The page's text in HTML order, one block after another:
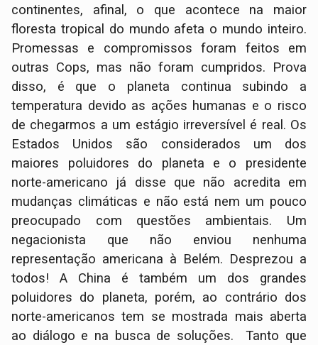
continentes, afinal, o que acontece na maior
floresta tropical do mundo afeta o mundo inteiro.
Promessas e compromissos foram feitos em
outras Cops, mas não foram cumpridos. Prova
disso, é que o planeta continua subindo a
temperatura devido as ações humanas e o risco
de chegarmos a um estágio irreversível é real. Os
Estados Unidos são considerados um dos
maiores poluidores do planeta e o presidente
norte-americano já disse que não acredita em
mudanças climáticas e não está nem um pouco
preocupado com questões ambientais. Um
negacionista que não enviou nenhuma
representação americana à Belém. Desprezou a
todos! A China é também um dos grandes
poluidores do planeta, porém, ao contrário dos
norte-americanos tem se mostrada mais aberta
ao diálogo e na busca de soluções. Tanto que